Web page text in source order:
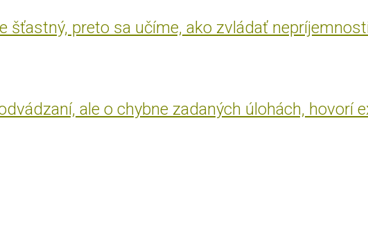
šťastný, preto sa učíme, ako zvládať
ale o chybne zadaných úlohách, hovorí